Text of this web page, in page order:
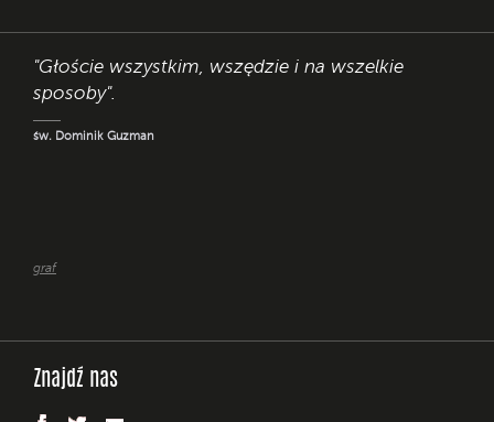
"Głoście wszystkim, wszędzie i na wszelkie
sposoby".
św. Dominik Guzman
graf
Znajdź nas